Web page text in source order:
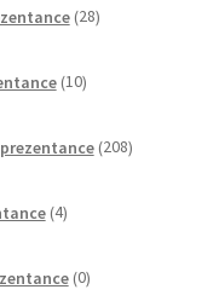
28izdelkov
10izdelkov
208izdelkov
4izdelki
0izdelkov